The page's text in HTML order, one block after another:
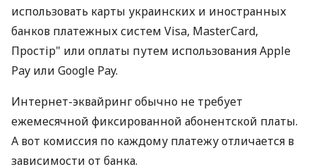
использовать карты украинских и иностранных
банков платежных систем Visa, MasterCard,
Простір" или оплаты путем использования Apple
Pay или Google Pay.
Интернет-эквайринг обычно не требует
ежемесячной фиксированной абонентской платы.
А вот комиссия по каждому платежу отличается в
зависимости от банка.